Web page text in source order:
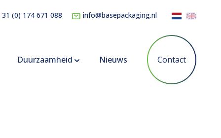
31 (0) 174 671 088 info@basepackaging.nl
Duurzaamheid Nieuws Contact